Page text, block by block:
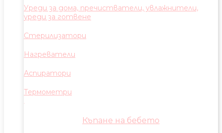
Уреди за дома, пречистватели, увлажнители,
уреди за готвене
Стерилизатори
Нагреватели
Аспиратори
Термометри
Къпане на бебето